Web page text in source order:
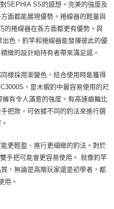
SEPHIA SS的感想。完美的強度及
面都能展現優勢。捲線器的輕量與
的捲線器在各方面都更有優勢。與
色，釣竿和捲線器能發揮彼此的優
緻的設計給持有者帶來滿足感。
樣採用漸變色，結合使用時能獲得
，是木蝦釣中最容易使用的尺
有令人滿意的強度。有高速齒輪比
把款，可依據不同的釣法來進行選
更輕盈、進行更細緻的釣法。對於
手把可能會更容易使用。 就像釣竿
，無論是高階玩家還是初學者，都
用。